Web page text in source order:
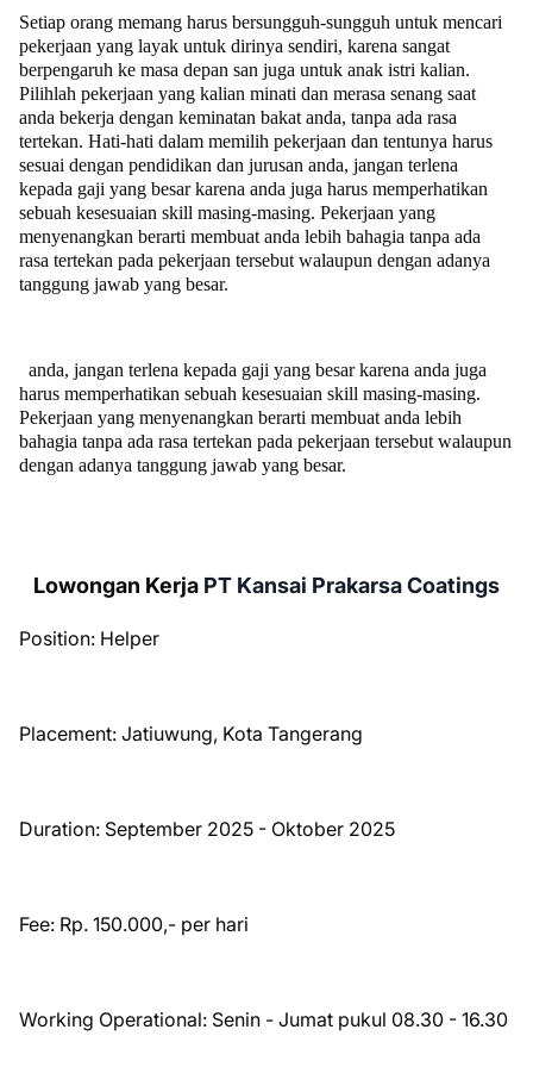
Setiap orang memang harus bersungguh-sungguh untuk mencari
pekerjaan yang layak untuk dirinya sendiri, karena sangat
berpengaruh ke masa depan san juga untuk anak istri kalian.
Pilihlah pekerjaan yang kalian minati dan merasa senang saat
anda bekerja dengan keminatan bakat anda, tanpa ada rasa
tertekan. Hati-hati dalam memilih pekerjaan dan tentunya harus
sesuai dengan pendidikan dan jurusan anda, jangan terlena
kepada gaji yang besar karena anda juga harus memperhatikan
sebuah kesesuaian skill masing-masing. Pekerjaan yang
menyenangkan berarti membuat anda lebih bahagia tanpa ada
rasa tertekan pada pekerjaan tersebut walaupun dengan adanya
tanggung jawab yang besar.
anda, jangan terlena kepada gaji yang besar karena anda juga
harus memperhatikan sebuah kesesuaian skill masing-masing.
Pekerjaan yang menyenangkan berarti membuat anda lebih
bahagia tanpa ada rasa tertekan pada pekerjaan tersebut walaupun
dengan adanya tanggung jawab yang besar.
Lowongan Kerja PT Kansai Prakarsa Coatings
Position: Helper
Placement: Jatiuwung, Kota Tangerang
Duration: September 2025 - Oktober 2025
Fee: Rp. 150.000,- per hari
Working Operational: Senin - Jumat pukul 08.30 - 16.30